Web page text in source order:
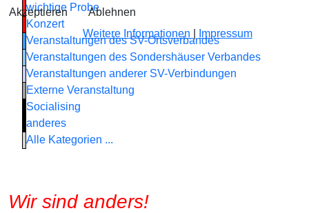
wichtige Probe
Konzert
Veranstaltungen des SV-Ortsverbandes
Veranstaltungen des Sondershäuser Verbandes
Veranstaltungen anderer SV-Verbindungen
Externe Veranstaltung
Socialising
anderes
Alle Kategorien ...
Wir sind anders!
Akzeptieren
Ablehnen
Weitere Informationen
Impressum